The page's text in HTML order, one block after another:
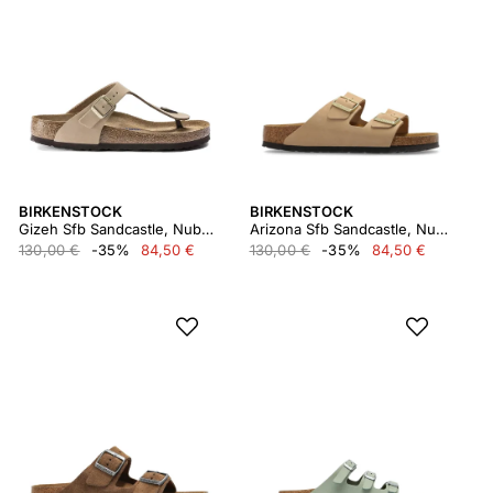
BIRKENSTOCK
Gizeh Sfb Sandcastle, Nubuck Leather
130,00 €
-35% 84,50 €
BIRKENSTOCK
Arizona Sfb Sandcastle, Nubuck Leather
130,00 €
-35% 84,50 €